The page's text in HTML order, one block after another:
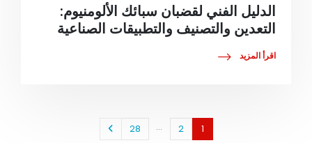
الدليل الفني لقضبان سبائك الألومنيوم:
التعدين والتصنيف والتطبيقات الصناعية
اقرأ المزيد
1
2
...
28